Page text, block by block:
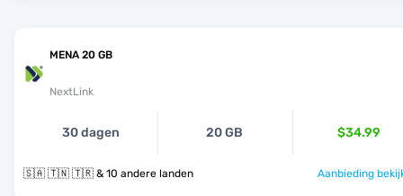
MENA 20 GB
NextLink
30 dagen 20 GB $34.99
🇸🇦 🇹🇳 🇹🇷 & 10 andere landen Aanbieding